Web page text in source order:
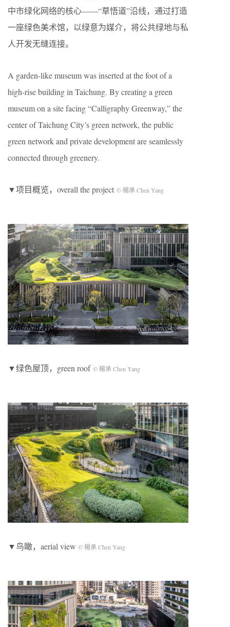
中市绿化网络的核心——“草悟道”沿线，通过打造
一座绿色美术馆，以绿意为媒介，将公共绿地与私
人开发无缝连接。
A garden-like museum was inserted at the foot of a
high-rise building in Taichung. By creating a green
museum on a site facing “Calligraphy Greenway,” the
center of Taichung City’s green network, the public
green network and private development are seamlessly
connected through greenery.
▼项目概览，overall the project © 楊承 Chen Yang
▼绿色屋顶，green roof © 楊承 Chen Yang
▼鸟瞰，aerial view © 楊承 Chen Yang